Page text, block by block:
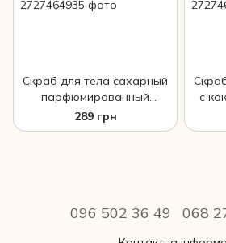
Скраб для тела сахарный
парфюмированный
Зеленый натуральный
чай, ТМ "Comex", 250 мл
289 грн
с
096 502 36 49 068